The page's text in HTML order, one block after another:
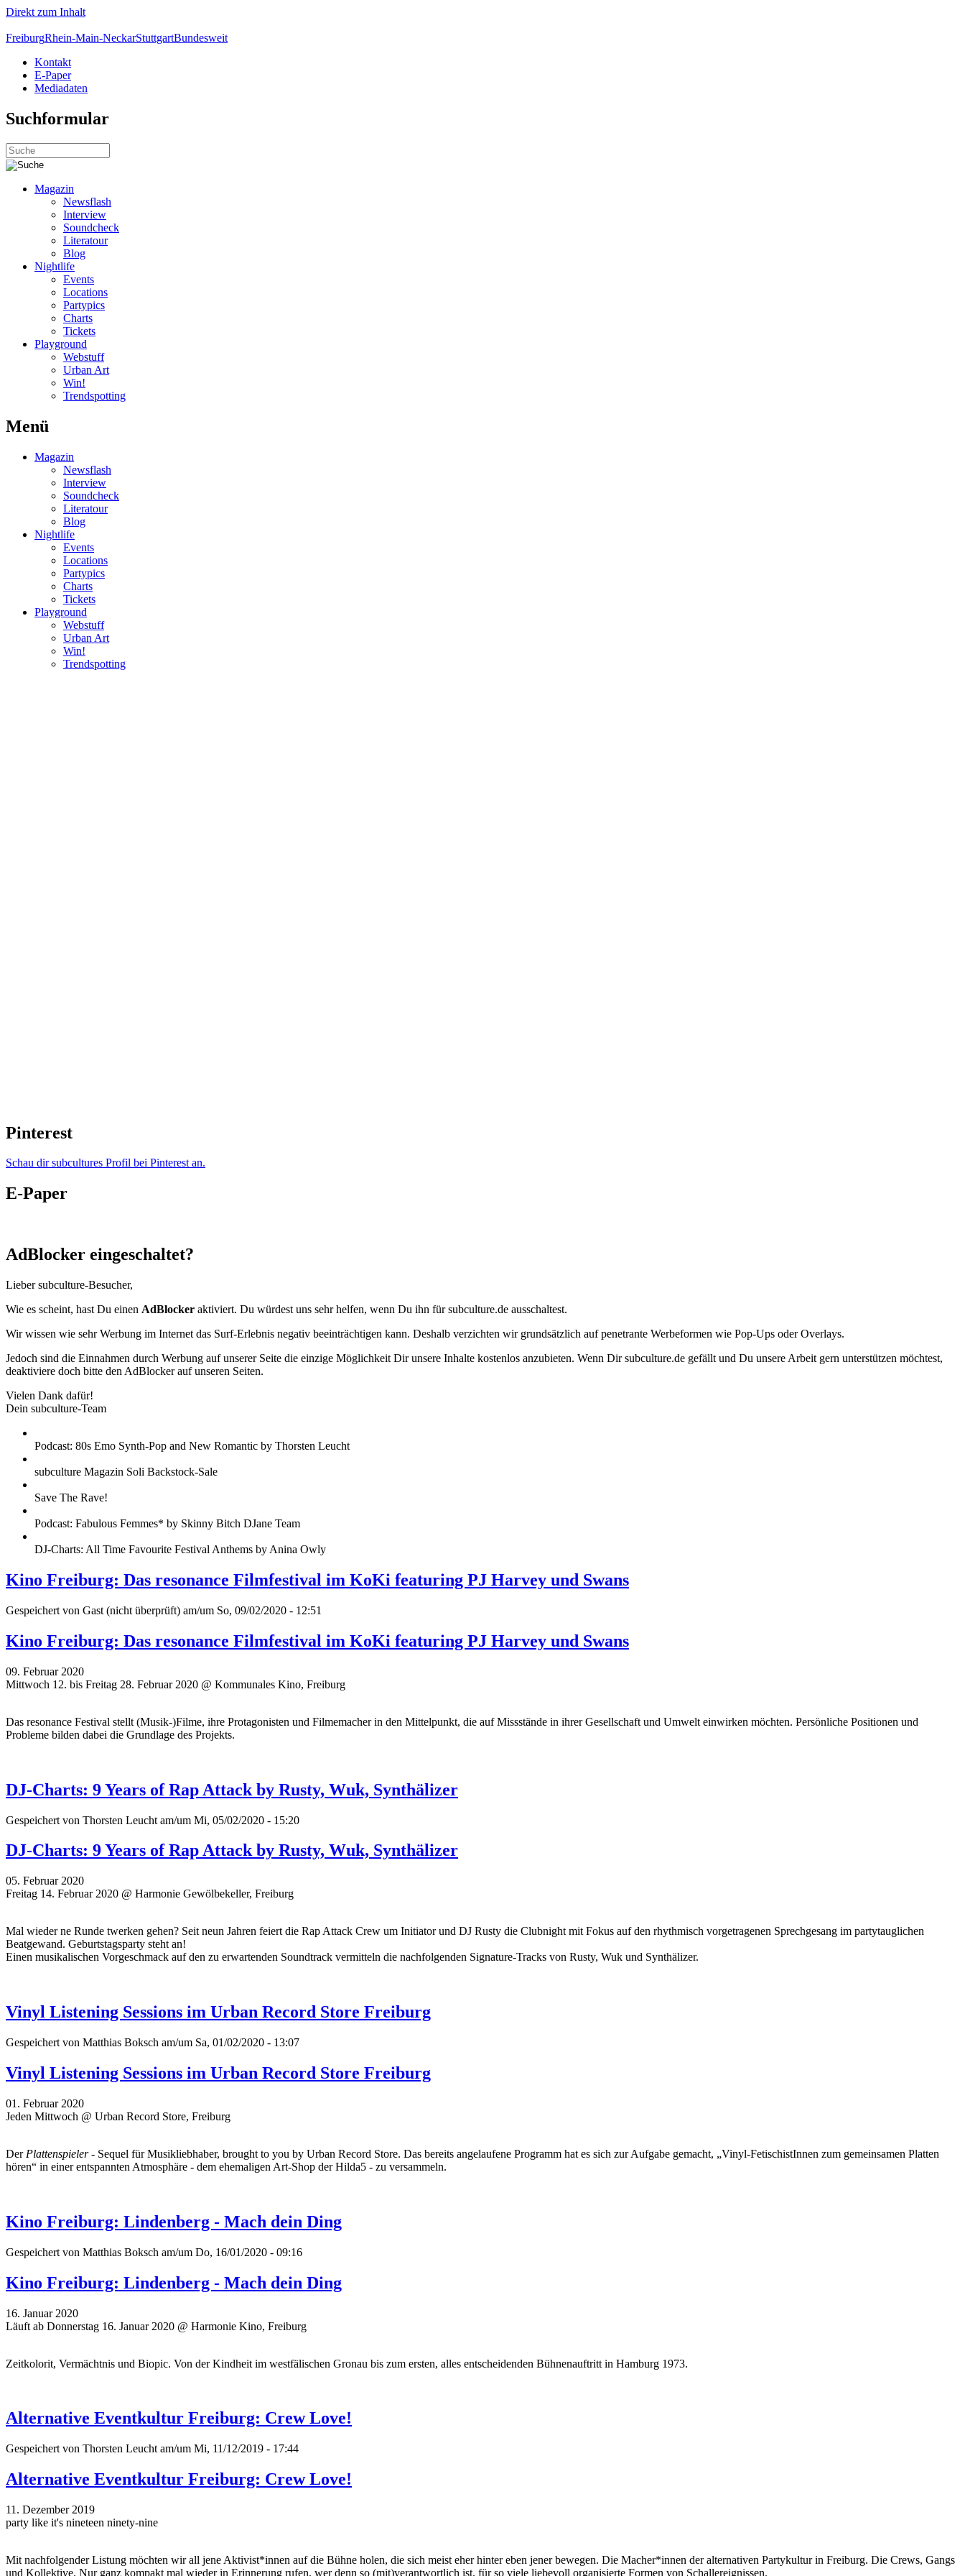
Direkt zum Inhalt
FreiburgRhein-Main-NeckarStuttgartBundesweit
Kontakt
E-Paper
Mediadaten
Suchformular
Magazin
Newsflash
Interview
Soundcheck
Literatour
Blog
Nightlife
Events
Locations
Partypics
Charts
Tickets
Playground
Webstuff
Urban Art
Win!
Trendspotting
Menü
Magazin
Newsflash
Interview
Soundcheck
Literatour
Blog
Nightlife
Events
Locations
Partypics
Charts
Tickets
Playground
Webstuff
Urban Art
Win!
Trendspotting
Pinterest
Schau dir subcultures Profil bei Pinterest an.
E-Paper
AdBlocker eingeschaltet?
Lieber subculture-Besucher,
Wie es scheint, hast Du einen AdBlocker aktiviert. Du würdest uns sehr helfen, wenn Du ihn für subculture.de ausschaltest.
Wir wissen wie sehr Werbung im Internet das Surf-Erlebnis negativ beeinträchtigen kann. Deshalb verzichten wir grundsätzlich auf penetrante Werbeformen wie Pop-Ups oder Overlays.
Jedoch sind die Einnahmen durch Werbung auf unserer Seite die einzige Möglichkeit Dir unsere Inhalte kostenlos anzubieten. Wenn Dir subculture.de gefällt und Du unsere Arbeit gern unterstützen möchtest,
deaktiviere doch bitte den AdBlocker auf unseren Seiten.
Vielen Dank dafür!
Dein subculture-Team
Podcast: 80s Emo Synth-Pop and New Romantic by Thorsten Leucht
subculture Magazin Soli Backstock-Sale
Save The Rave!
Podcast: Fabulous Femmes* by Skinny Bitch DJane Team
DJ-Charts: All Time Favourite Festival Anthems by Anina Owly
Kino Freiburg: Das resonance Filmfestival im KoKi featuring PJ Harvey und Swans
Gespeichert von Gast (nicht überprüft) am/um So, 09/02/2020 - 12:51
Kino Freiburg: Das resonance Filmfestival im KoKi featuring PJ Harvey und Swans
09. Februar 2020
Mittwoch 12. bis Freitag 28. Februar 2020 @ Kommunales Kino, Freiburg
Das resonance Festival stellt (Musik-)Filme, ihre Protagonisten und Filmemacher in den Mittelpunkt, die auf Missstände in ihrer Gesellschaft und Umwelt einwirken möchten. Persönliche Positionen und
Probleme bilden dabei die Grundlage des Projekts.
DJ-Charts: 9 Years of Rap Attack by Rusty, Wuk, Synthälizer
Gespeichert von Thorsten Leucht am/um Mi, 05/02/2020 - 15:20
DJ-Charts: 9 Years of Rap Attack by Rusty, Wuk, Synthälizer
05. Februar 2020
Freitag 14. Februar 2020 @ Harmonie Gewölbekeller, Freiburg
Mal wieder ne Runde twerken gehen? Seit neun Jahren feiert die Rap Attack Crew um Initiator und DJ Rusty die Clubnight mit Fokus auf den rhythmisch vorgetragenen Sprechgesang im partytauglichen
Beatgewand. Geburtstagsparty steht an!
Einen musikalischen Vorgeschmack auf den zu erwartenden Soundtrack vermitteln die nachfolgenden Signature-Tracks von Rusty, Wuk und Synthälizer.
Vinyl Listening Sessions im Urban Record Store Freiburg
Gespeichert von Matthias Boksch am/um Sa, 01/02/2020 - 13:07
Vinyl Listening Sessions im Urban Record Store Freiburg
01. Februar 2020
Jeden Mittwoch @ Urban Record Store, Freiburg
Der Plattenspieler- Sequel für Musikliebhaber, brought to you by Urban Record Store. Das bereits angelaufene Programm hat es sich zur Aufgabe gemacht, „Vinyl-FetischistInnen zum gemeinsamen Platten
hören“ in einer entspannten Atmosphäre - dem ehemaligen Art-Shop der Hilda5 - zu versammeln.
Kino Freiburg: Lindenberg - Mach dein Ding
Gespeichert von Matthias Boksch am/um Do, 16/01/2020 - 09:16
Kino Freiburg: Lindenberg - Mach dein Ding
16. Januar 2020
Läuft ab Donnerstag 16. Januar 2020 @ Harmonie Kino, Freiburg
Zeitkolorit, Vermächtnis und Biopic. Von der Kindheit im westfälischen Gronau bis zum ersten, alles entscheidenden Bühnenauftritt in Hamburg 1973.
Alternative Eventkultur Freiburg: Crew Love!
Gespeichert von Thorsten Leucht am/um Mi, 11/12/2019 - 17:44
Alternative Eventkultur Freiburg: Crew Love!
11. Dezember 2019
party like it's nineteen ninety-nine
Mit nachfolgender Listung möchten wir all jene Aktivist*innen auf die Bühne holen, die sich meist eher hinter eben jener bewegen. Die Macher*innen der alternativen Partykultur in Freiburg. Die Crews, Gangs
und Kollektive. Nur ganz kompakt mal wieder in Erinnerung rufen, wer denn so (mit)verantwortlich ist, für so viele liebevoll organisierte Formen von Schallereignissen.